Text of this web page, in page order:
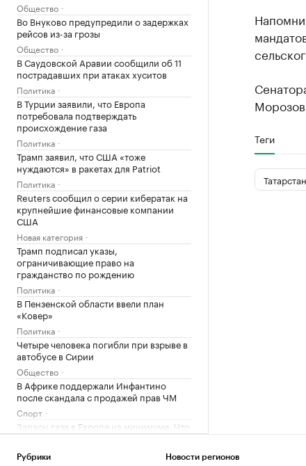
Общество
Во Внуково предупредили о задержках
рейсов из-за грозы
Общество
В Саудовской Аравии сообщили об 11
пострадавших при атаках хуситов
Политика
В Турции заявили, что Европа
потребовала подтверждать
происхождение газа
Политика
Трамп заявил, что США «тоже
нуждаются» в ракетах для Patriot
Политика
Reuters сообщил о серии кибератак на
крупнейшие финансовые компании
США
Новая категория
Трамп подписал указы,
ограничивающие право на
гражданство по рождению
Политика
В Пензенской области ввели план
«Ковер»
Политика
Четыре человека погибли при взрыве в
автобусе в Сирии
Общество
В Африке поддержали Инфантино
после скандала с продажей прав ЧМ
Спорт
Запасы газа в Европе на минимуме. Что
будет зимой
Подписка на РБК
Теги
Татарстан
Рубрики Новости регионов